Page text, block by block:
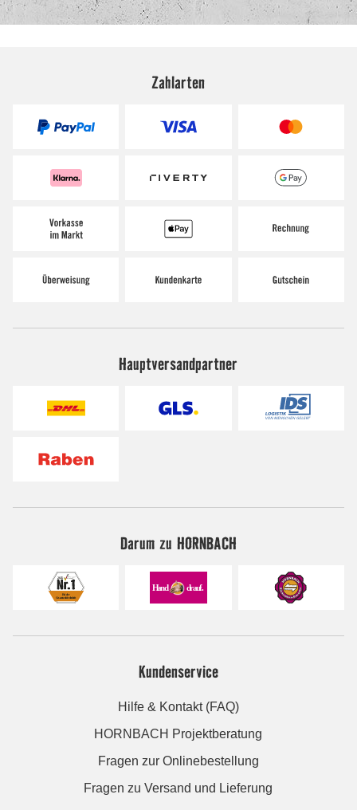
Zahlarten
Hauptversandpartner
Darum zu HORNBACH
Kundenservice
Hilfe & Kontakt (FAQ)
HORNBACH Projektberatung
Fragen zur Onlinebestellung
Fragen zu Versand und Lieferung